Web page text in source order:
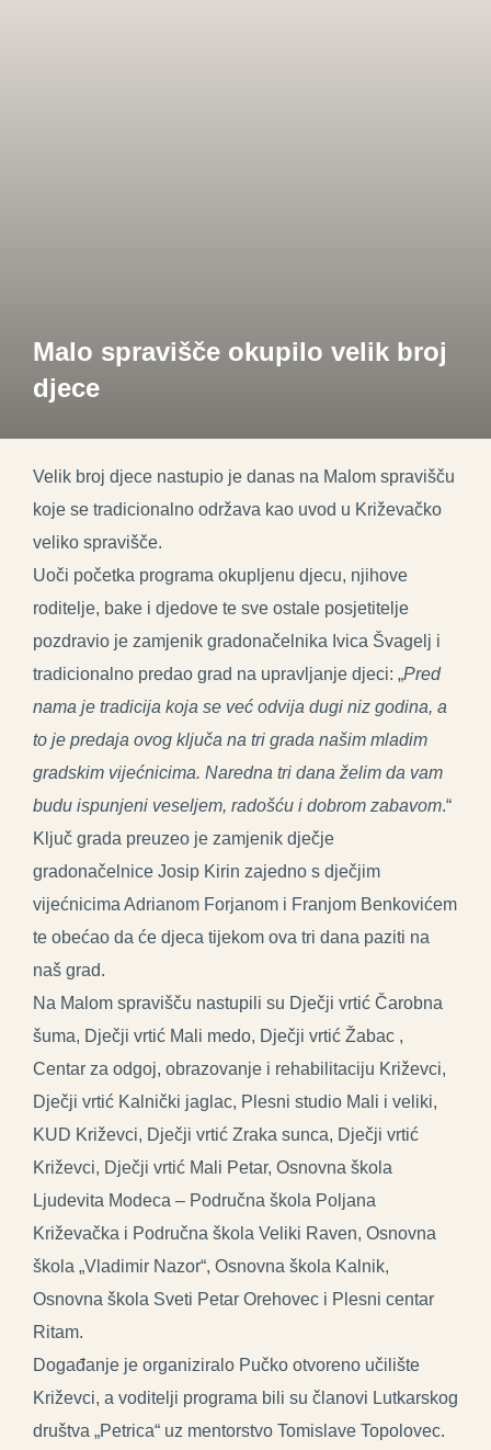
Malo spravišče okupilo velik broj
djece
Velik broj djece nastupio je danas na Malom spravišču
koje se tradicionalno održava kao uvod u Križevačko
veliko spravišče.
Uoči početka programa okupljenu djecu, njihove
roditelje, bake i djedove te sve ostale posjetitelje
pozdravio je zamjenik gradonačelnika Ivica Švagelj i
tradicionalno predao grad na upravljanje djeci: „Pred
nama je tradicija koja se već odvija dugi niz godina, a
to je predaja ovog ključa na tri grada našim mladim
gradskim vijećnicima. Naredna tri dana želim da vam
budu ispunjeni veseljem, radošću i dobrom zabavom.“
Ključ grada preuzeo je zamjenik dječje
gradonačelnice Josip Kirin zajedno s dječjim
vijećnicima Adrianom Forjanom i Franjom Benkovićem
te obećao da će djeca tijekom ova tri dana paziti na
naš grad.
Na Malom spravišču nastupili su Dječji vrtić Čarobna
šuma, Dječji vrtić Mali medo, Dječji vrtić Žabac ,
Centar za odgoj, obrazovanje i rehabilitaciju Križevci,
Dječji vrtić Kalnički jaglac, Plesni studio Mali i veliki,
KUD Križevci, Dječji vrtić Zraka sunca, Dječji vrtić
Križevci, Dječji vrtić Mali Petar, Osnovna škola
Ljudevita Modeca – Područna škola Poljana
Križevačka i Područna škola Veliki Raven, Osnovna
škola „Vladimir Nazor“, Osnovna škola Kalnik,
Osnovna škola Sveti Petar Orehovec i Plesni centar
Ritam.
Događanje je organiziralo Pučko otvoreno učilište
Križevci, a voditelji programa bili su članovi Lutkarskog
društva „Petrica“ uz mentorstvo Tomislave Topolovec.